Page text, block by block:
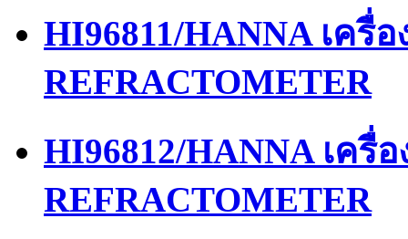
HI96811/HANNA เค
REFRACTOMETER
HI96812/HANNA เค
REFRACTOMETER